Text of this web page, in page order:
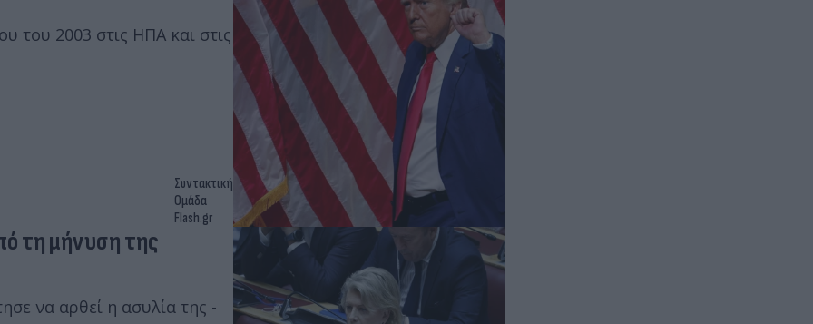
του 2003 στις ΗΠΑ και στις
Συντακτική
Ομάδα
Flash.gr
τη μήνυση της
να αρθεί η ασυλία της -